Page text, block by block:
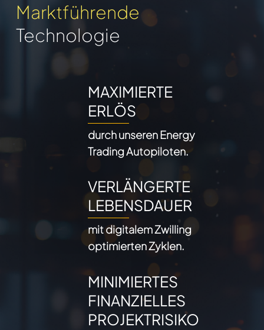
Marktführende
Technologie
VERLÄNGERTE
LEBENSDAUER
mit digitalem Zwilling
optimierten Zyklen.
MAXIMIERTE
ERLÖS
durch unseren Energy
Trading Autopiloten.
MINIMIERTES
FINANZIELLES
PROJEKTRISIKO